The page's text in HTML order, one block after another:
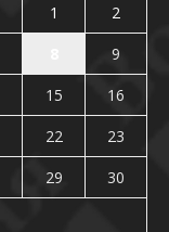
1
2
9
15
16
22
23
29
30